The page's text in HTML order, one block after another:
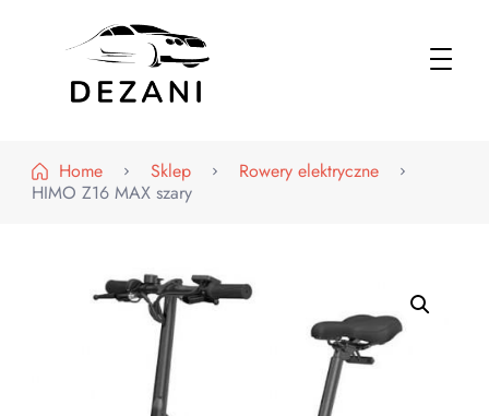
Home
Sklep
Rowery elektryczne
HIMO Z16 MAX szary